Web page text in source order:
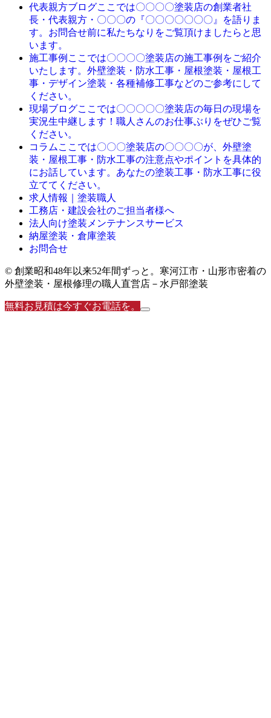
代表親方ブログここでは〇〇〇〇塗装店の創業者社
長・代表親方・〇〇〇の『〇〇〇〇〇〇〇』を語りま
す。お問合せ前に私たちなりをご覧頂けましたらと思
います。
施工事例 ここでは〇〇〇〇塗装店の施工事例をご紹介
いたします。外壁塗装・防水工事・屋根塗装・屋根工
事・デザイン塗装・各種補修工事などのご参考にして
ください。
現場ブログここでは〇〇〇〇〇塗装店の毎日の現場を
実況生中継します！職人さんのお仕事ぶりをぜひご覧
ください。
コラム ここでは〇〇〇塗装店の〇〇〇〇が、外壁塗
装・屋根工事・防水工事の注意点やポイントを具体的
にお話しています。あなたの塗装工事・防水工事に役
立ててください。
求人情報｜塗装職人
工務店・建設会社のご担当者様へ
法人向け塗装メンテナンスサービス
納屋塗装・倉庫塗装
お問合せ
© 創業昭和48年以来52年間ずっと。寒河江市・山形市密着の
外壁塗装・屋根修理の職人直営店－水戸部塗装
無料お見積は今すぐお電話を。